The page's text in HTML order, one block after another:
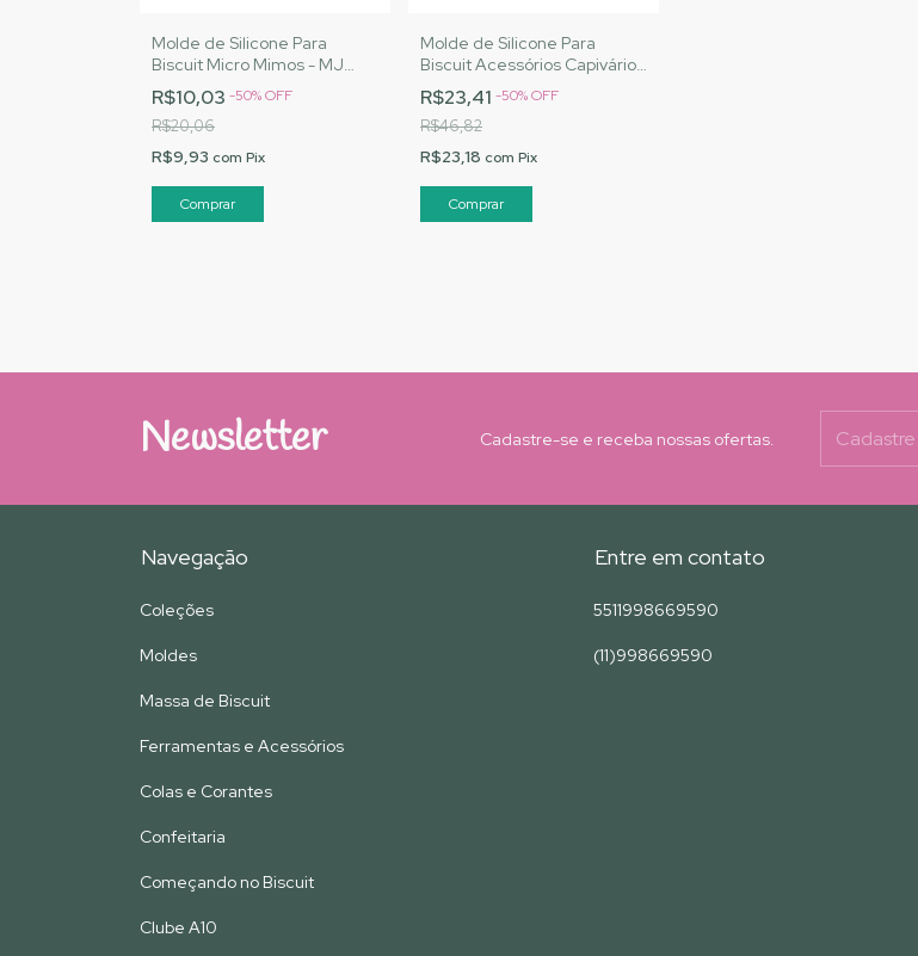
Molde de Silicone Para
Biscuit Micro Mimos - MJ
Artesanatos |Cód. A098
R$10,03 -50%OFF
R$20,06
R$9,93 com Pix
Molde de Silicone Para
Biscuit Acessórios Capivários
- MJ Artesanatos |Cód. A104
R$23,41 -50%OFF
R$46,82
R$23,18 com Pix
Newsletter Cadastre-se e receba nossas ofertas.
Navegação
Coleções
Moldes
Massa de Biscuit
Ferramentas e Acessórios
Colas e Corantes
Confeitaria
Começando no Biscuit
Clube A10
Entre em contato
5511998669590
(11)998669590